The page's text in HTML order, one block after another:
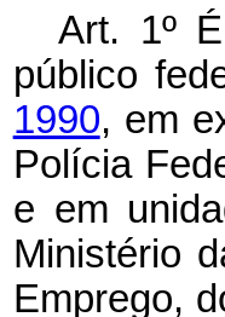
Art. 1º
público
1990, em
Polícia
e em
Ministério
Emprego,